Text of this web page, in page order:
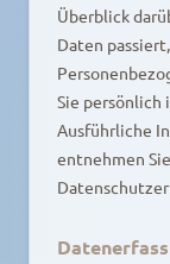
Überblick
Daten
Sie
Ausführliche
entnehmen